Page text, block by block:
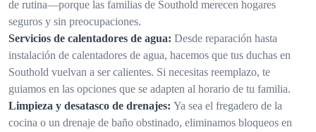
de rutina—porque las familias de Southold merecen hogares
seguros y sin preocupaciones.
Servicios de calentadores de agua: Desde reparación hasta
instalación de calentadores de agua, hacemos que tus duchas en
Southold vuelvan a ser calientes. Si necesitas reemplazo, te
guiamos en las opciones que se adapten al horario de tu familia.
Limpieza y desatasco de drenajes: Ya sea el fregadero de la
cocina o un drenaje de baño obstinado, eliminamos bloqueos en